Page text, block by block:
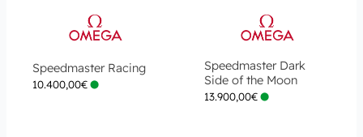
Speedmaster Racing
10.400,00€
Speedmaster Dark
Side of the Moon
13.900,00€